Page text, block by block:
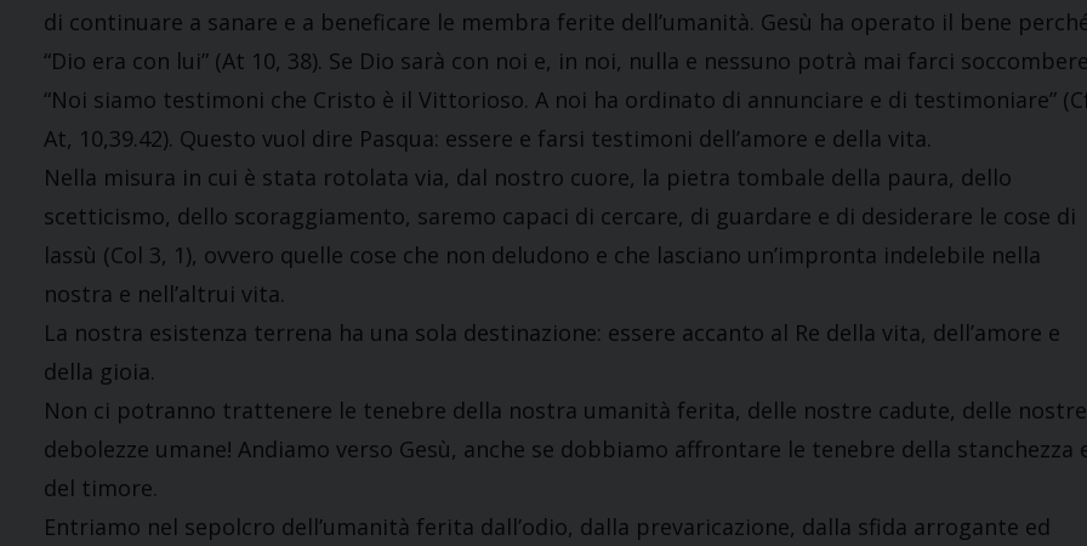
di continuare a sanare e a beneficare le membra ferite dell’umanità. Gesù ha operato il bene
“Dio era con lui” (At 10, 38). Se Dio sarà con noi e, in noi, nulla e nessuno potrà mai farci
“Noi siamo testimoni che Cristo è il Vittorioso. A noi ha ordinato di annunciare e di testimoniare”
At, 10,39.42). Questo vuol dire Pasqua: essere e farsi testimoni dell’amore e della vita.
Nella misura in cui è stata rotolata via, dal nostro cuore, la pietra tombale della paura, dello
scetticismo, dello scoraggiamento, saremo capaci di cercare, di guardare e di desiderare le cose di
lassù (Col 3, 1), ovvero quelle cose che non deludono e che lasciano un’impronta indelebile nella
nostra e nell’altrui vita.
La nostra esistenza terrena ha una sola destinazione: essere accanto al Re della vita, dell’amore e
della gioia.
Non ci potranno trattenere le tenebre della nostra umanità ferita, delle nostre cadute, delle nostre
debolezze umane! Andiamo verso Gesù, anche se dobbiamo affrontare le tenebre della stanchezza
del timore.
Entriamo nel sepolcro dell’umanità ferita dall’odio, dalla prevaricazione, dalla sfida arrogante ed